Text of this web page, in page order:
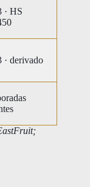
· HS
· derivado